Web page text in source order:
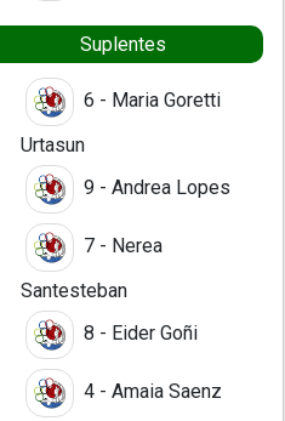
Suplentes
6 - Maria Goretti
Urtasun
9 - Andrea Lopes
7 - Nerea
Santesteban
8 - Eider Goñi
4 - Amaia Saenz